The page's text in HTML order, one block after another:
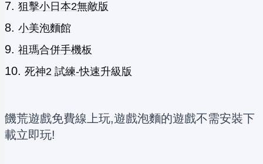
狙擊小日本2無敵版
小美泡麵館
祖瑪合併手機板
死神2 試練-快速升級版
饑荒遊戲免費線上玩,遊戲泡麵的遊戲不需安裝下
載立即玩!